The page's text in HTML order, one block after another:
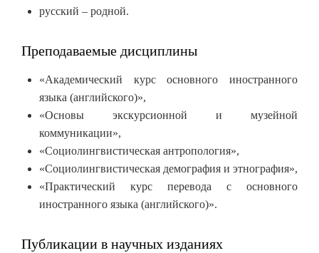
русский – родной.
Преподаваемые дисциплины
«Академический курс основного иностранного
языка (английского)»,
«Основы экскурсионной и музейной
коммуникации»,
«Социолингвистическая антропология»,
«Социолингвистическая демография и этнография»,
«Практический курс перевода с основного
иностранного языка (английского)».
Публикации в научных изданиях